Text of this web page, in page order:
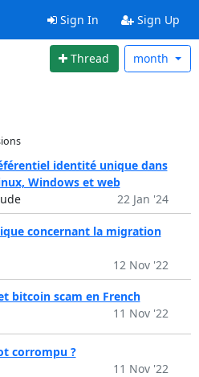
Sign In Sign Up
Thread month
identité unique dans
Windows et web
22 Jan '24
concernant la migration
12 Nov '22
bitcoin scam en French
11 Nov '22
corrompu ?
11 Nov '22